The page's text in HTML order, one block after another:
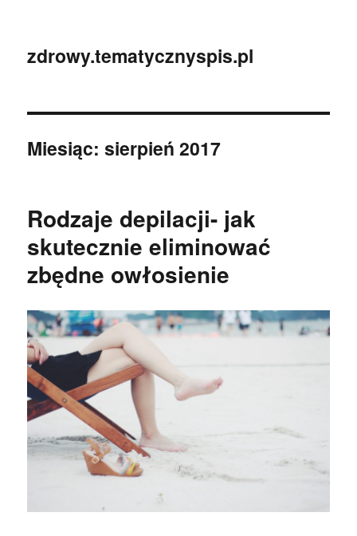
zdrowy.tematycznyspis.pl
Miesiąc:sierpień 2017
Rodzaje depilacji- jak
skutecznie eliminować
zbędne owłosienie